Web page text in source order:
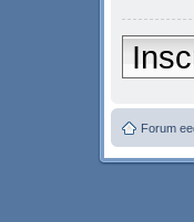
Forum